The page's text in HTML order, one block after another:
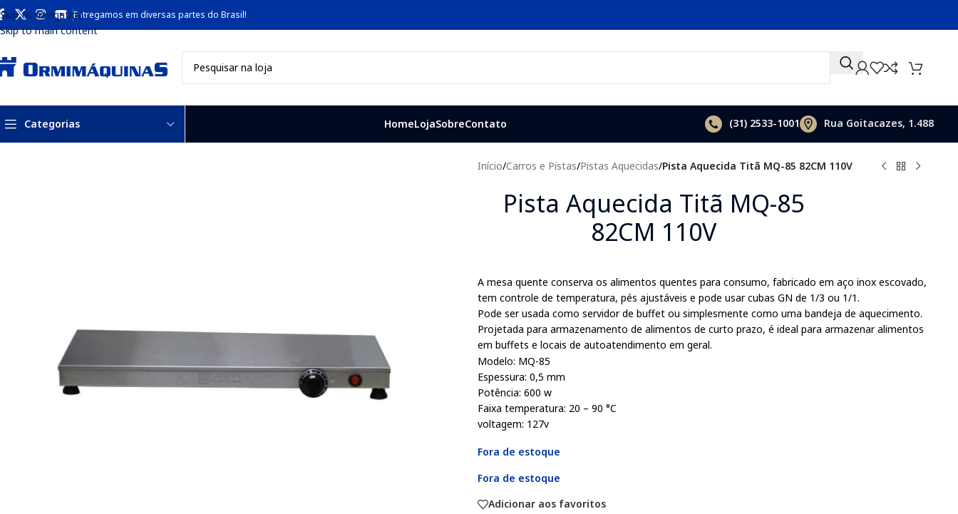
Skip to navigation
Skip to main content
Entregamos em diversas partes do Brasil!
Categorias HomeLojaSobreContato (31) 2533-1001 Rua Goitacazes, 1.488
Início/Carros e Pistas/Pistas Aquecidas/Pista Aquecida Titã MQ-85 82CM 110V
Pista Aquecida Titã MQ-85
82CM 110V
A mesa quente conserva os alimentos quentes para consumo, fabricado em aço inox escovado,
tem controle de temperatura, pés ajustáveis e pode usar cubas GN de 1/3 ou 1/1.
Pode ser usada como servidor de buffet ou simplesmente como uma bandeja de aquecimento.
Projetada para armazenamento de alimentos de curto prazo, é ideal para armazenar alimentos
em buffets e locais de autoatendimento em geral.
Modelo: MQ-85
Espessura: 0,5 mm
Potência: 600 w
Faixa temperatura: 20 – 90 °C
voltagem: 127v
Fora de estoque
Fora de estoque
Adicionar aos favoritos